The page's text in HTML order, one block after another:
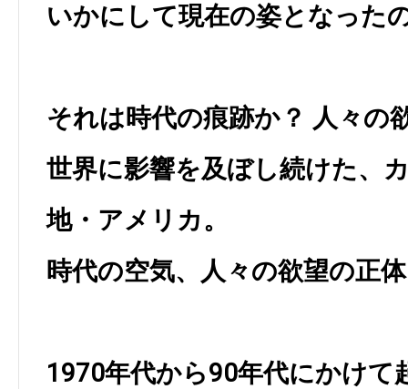
いかにして現在の姿となった
それは時代の痕跡か？ 人々の
世界に影響を及ぼし続けた、
地・アメリカ。
時代の空気、人々の欲望の正
1970年代から90年代にかけて